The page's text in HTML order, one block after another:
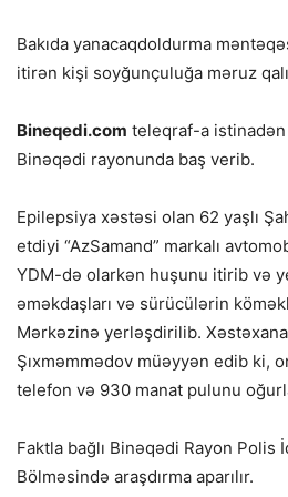
Bakıda yanacaqdoldurma
itirən kişi soyğunçuluğa məruz
Bineqedi.com teleqraf-a
Binəqədi rayonunda baş verib.
Epilepsiya xəstəsi olan 62 yaşlı
etdiyi “AzSamand” markalı
YDM-də olarkən huşunu itirib və
əməkdaşları və sürücülərin
Mərkəzinə yerləşdirilib.
Şıxməmmədov müəyyən edib ki,
telefon və 930 manat pulunu
Faktla bağlı Binəqədi Rayon Polis
Bölməsində araşdırma aparılır.